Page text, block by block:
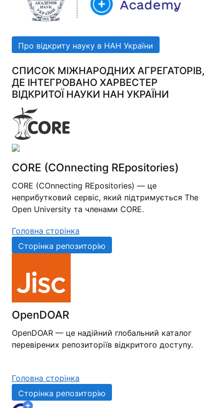
Про відкриту науку в НАН України
СПИСОК МІЖНАРОДНИХ АГРЕГАТОРІВ,
ДЕ ІНТЕГРОВАНО ХАРВЕСТЕР
ВІДКРИТОЇ НАУКИ НАН УКРАЇНИ
CORE (COnnecting REpositories)
CORE (COnnecting REpositories) — це
неприбутковий сервіс, який підтримується The
Open University та членами CORE.
Головна сторінка
Сторінка репозиторію
OpenDOAR
OpenDOAR — це надійний глобальний каталог
перевірених репозиторіїв відкритого доступу.
Головна сторінка
Сторінка репозиторію